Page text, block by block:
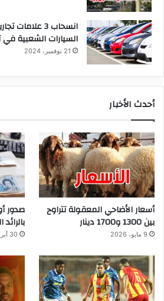
انسحاب 3
السيارات الشعبية
21 نوفمبر، 2024
أحدث الأخبار
أسعار الأضاحي المعقولة تتراوح
بين 1300 و1700 دينار
9 مايو، 2026
صدور
30 أبريل، 2026